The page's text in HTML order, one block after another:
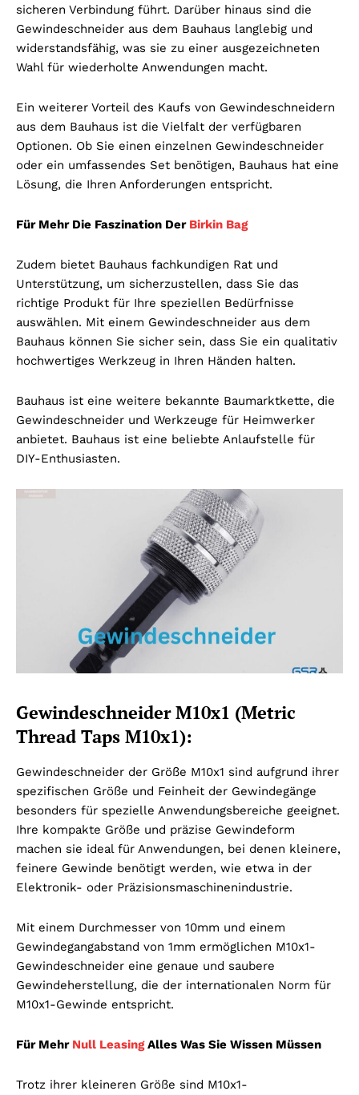
sicheren Verbindung führt. Darüber hinaus sind die
Gewindeschneider aus dem Bauhaus langlebig und
widerstandsfähig, was sie zu einer ausgezeichneten
Wahl für wiederholte Anwendungen macht.
Ein weiterer Vorteil des Kaufs von Gewindeschneidern
aus dem Bauhaus ist die Vielfalt der verfügbaren
Optionen. Ob Sie einen einzelnen Gewindeschneider
oder ein umfassendes Set benötigen, Bauhaus hat eine
Lösung, die Ihren Anforderungen entspricht.
Für Mehr Die Faszination Der Birkin Bag
Zudem bietet Bauhaus fachkundigen Rat und
Unterstützung, um sicherzustellen, dass Sie das
richtige Produkt für Ihre speziellen Bedürfnisse
auswählen. Mit einem Gewindeschneider aus dem
Bauhaus können Sie sicher sein, dass Sie ein qualitativ
hochwertiges Werkzeug in Ihren Händen halten.
Bauhaus ist eine weitere bekannte Baumarktkette, die
Gewindeschneider und Werkzeuge für Heimwerker
anbietet. Bauhaus ist eine beliebte Anlaufstelle für
DIY-Enthusiasten.
Gewindeschneider M10x1 (Metric
Thread Taps M10x1):
Gewindeschneider der Größe M10x1 sind aufgrund ihrer
spezifischen Größe und Feinheit der Gewindegänge
besonders für spezielle Anwendungsbereiche geeignet.
Ihre kompakte Größe und präzise Gewindeform
machen sie ideal für Anwendungen, bei denen kleinere,
feinere Gewinde benötigt werden, wie etwa in der
Elektronik- oder Präzisionsmaschinenindustrie.
Mit einem Durchmesser von 10mm und einem
Gewindegangabstand von 1mm ermöglichen M10x1-
Gewindeschneider eine genaue und saubere
Gewindeherstellung, die der internationalen Norm für
M10x1-Gewinde entspricht.
Für Mehr Null LeasingAlles Was Sie Wissen Müssen
Trotz ihrer kleineren Größe sind M10x1-